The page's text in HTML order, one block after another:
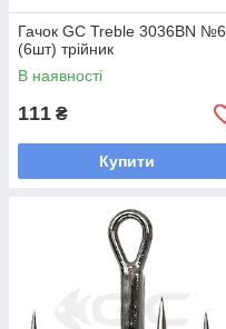
Гачок GC Treble 3036BN №6
(6шт) трійник
В наявності
111 ₴
Купити